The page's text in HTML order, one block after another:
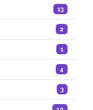
13
2
1
4
3